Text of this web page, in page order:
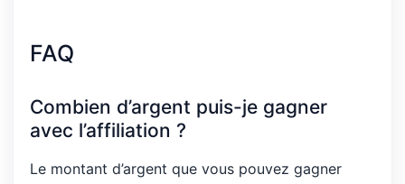
FAQ
Combien d’argent puis-je gagner
avec l’affiliation ?
Le montant d’argent que vous pouvez gagner